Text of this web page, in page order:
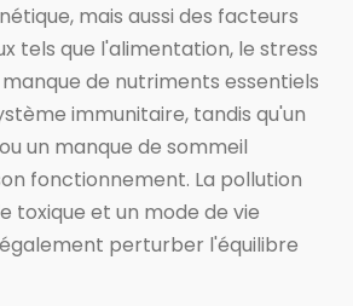
mais aussi des facteurs
tels que l'alimentation, le stress
de nutriments essentiels
immunitaire, tandis qu'un
un manque de sommeil
fonctionnement. La pollution
toxique et un mode de vie
perturber l'équilibre